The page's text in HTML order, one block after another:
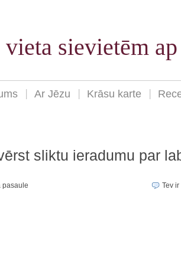
vieta sievietēm
Ar Jēzu Krāsu karte
sliktu ieradumu par
pasaule Tev ir